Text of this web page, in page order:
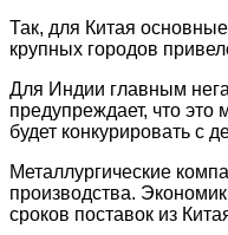
Так, для Китая
крупных городов
Для Индии главным
предупреждает, что
будет конкурировать
Металлургические
производства.
сроков поставок из